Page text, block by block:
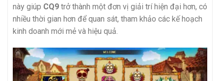
này giúp CQ9 trở thành một đơn vị giải trí hiện đại hơn, có
nhiều thời gian hơn để quan sát, tham khảo các kế hoạch
kinh doanh mới mẻ và hiệu quả.